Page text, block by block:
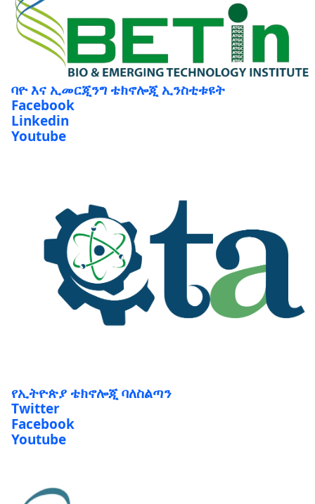
ባዮ እና ኢመርጂንግ ቴክኖሎጂ ኢንስቲቱዩት
Facebook
Linkedin
Youtube
Twitter
Facebook
Youtube